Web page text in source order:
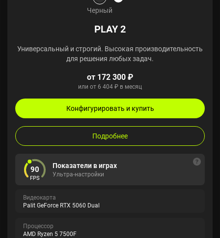
Черный
PLAY 2
Универсальный и строгий. Высокая производительность
для решения любых задач.
от 172 300 ₽
или от 6 404 ₽ в месяц
Конфигурировать и купить
Подробнее
90
FPS
Показатели в играх
Ультра-настройки
Видеокарта
Palit GeForce RTX 5060 Dual
Процессор
AMD Ryzen 5 7500F